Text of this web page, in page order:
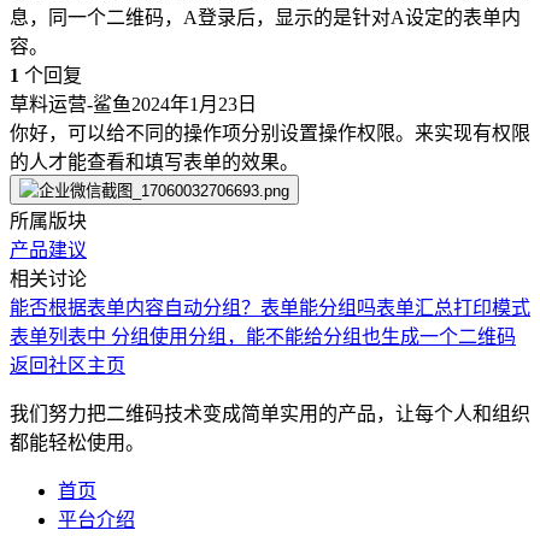
息，同一个二维码，A登录后，显示的是针对A设定的表单内
容。
1 个回复
草料运营-鲨鱼2024年1月23日
你好，可以给不同的操作项分别设置操作权限。来实现有权限
的人才能查看和填写表单的效果。
所属版块
产品建议
相关讨论
能否根据表单内容自动分组？ 表单能分组吗表单汇总打印模式
表单列表中 分组使用分组，能不能给分组也生成一个二维码
返回社区主页
我们努力把二维码技术变成简单实用的产品，让每个人和组织
都能轻松使用。
首页
平台介绍